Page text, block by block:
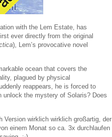
with the Lem Estate, has
ever directly from the original
), Lem’s provocative novel
ocean that covers the
plagued by physical
reappears, he is forced to
the mystery of Solaris? Does
Version wirklich wirklich großartig, der
einem Monat so ca. 3x durchlaufen